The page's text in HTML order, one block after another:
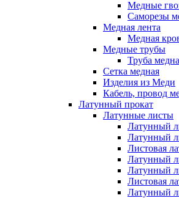
Медные
Саморезы
Медная лента
Медная
Медные трубы
Труба
Сетка медная
Изделия из Меди
Кабель, провод
Латунный прокат
Латунные листы
Латунный
Латунный
Листовая
Латунный
Латунный
Листовая
Латунный